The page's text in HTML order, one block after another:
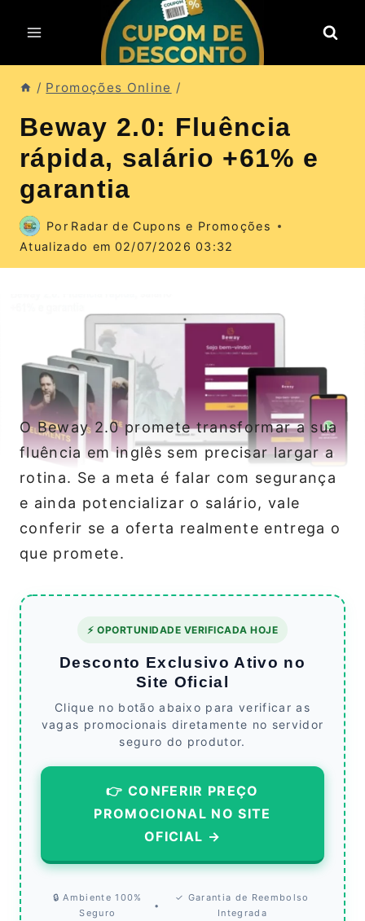
para
o
Conteúdo
/ Promoções Online /
Beway 2.0: Fluência
rápida, salário +61% e
garantia
Por Radar de Cupons e Promoções
Atualizado em 02/07/2026 03:32
O Beway 2.0 promete transformar a sua
fluência em inglês sem precisar largar a
rotina. Se a meta é falar com segurança
e ainda potencializar o salário, vale
conferir se a oferta realmente entrega o
que promete.
⚡ OPORTUNIDADE VERIFICADA HOJE
Desconto Exclusivo Ativo no
Site Oficial
Clique no botão abaixo para verificar as
vagas promocionais diretamente no servidor
seguro do produtor.
👉 CONFERIR PREÇO
PROMOCIONAL NO SITE
OFICIAL →
🔒 Ambiente 100%
Seguro
•
✓ Garantia de Reembolso
Integrada